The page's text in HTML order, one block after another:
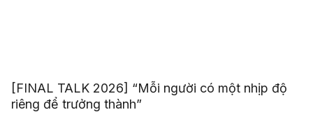
[FINAL TALK 2026] “Mỗi người có một nhịp độ
riêng để trưởng thành”